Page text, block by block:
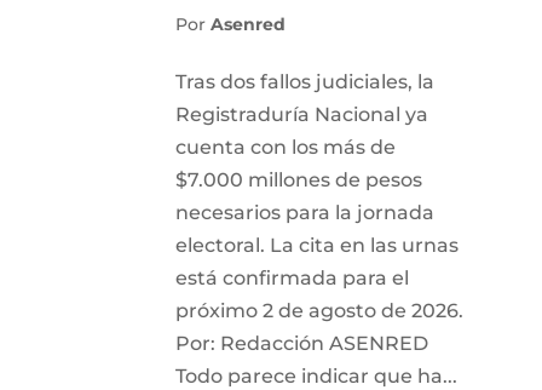
Por Asenred
Tras dos fallos judiciales, la
Registraduría Nacional ya
cuenta con los más de
$7.000 millones de pesos
necesarios para la jornada
electoral. La cita en las urnas
está confirmada para el
próximo 2 de agosto de 2026.
Por: Redacción ASENRED
Todo parece indicar que ha...